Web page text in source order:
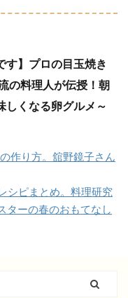
す】プロの目玉焼き
の料理人が伝授！朝
しくなる卵グルメ～
作り方。舘野鏡子さん
シピまとめ。料理研究
ターの春のおもてなし